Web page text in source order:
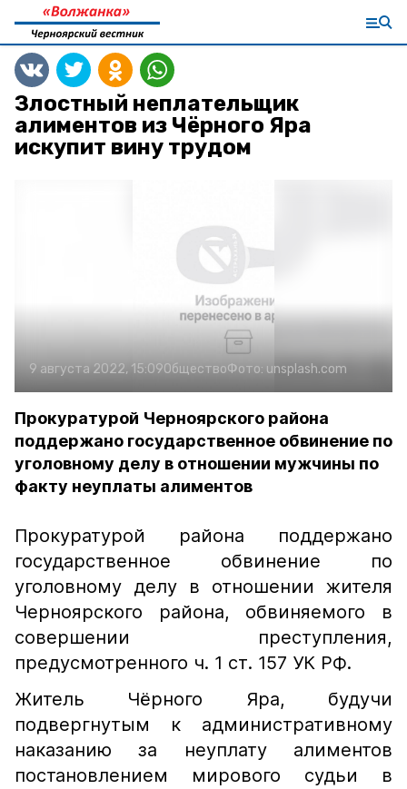
Злостный неплательщик
алиментов из Чёрного Яра
искупит вину трудом
9 августа 2022, 15:09ОбществоФото: unsplash.com
Прокуратурой Черноярского района
поддержано государственное обвинение по
уголовному делу в отношении мужчины по
факту неуплаты алиментов
Прокуратурой района поддержано
государственное обвинение по
уголовному делу в отношении жителя
Черноярского района, обвиняемого в
совершении преступления,
предусмотренного ч. 1 ст. 157 УК РФ.
Житель Чёрного Яра, будучи
подвергнутым к административному
наказанию за неуплату алиментов
постановлением мирового судьи в